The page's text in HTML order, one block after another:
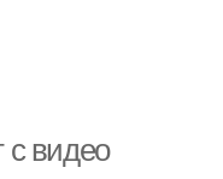
с видео